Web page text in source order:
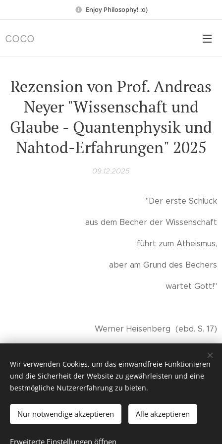
Enjoy Philosophy! :o)
COCO
Rezension von Prof. Andreas
Neyer "Wissenschaft und
Glaube - Quantenphysik und
Nahtod-Erfahrungen" 2025
09.12.2025
"Der erste Schluck
aus dem Becher der Wissenschaft
führt zum Atheismus,
aber am Grund des Bechers
wartet Gott!"
Werner Heisenberg (ebd. S. 17)
Share
Wir verwenden Cookies, um das einwandfreie Funktionieren
und die Sicherheit der Website zu gewährleisten und eine
bestmögliche Nutzererfahrung zu bieten.
Nur notwendige akzeptieren Alle akzeptieren
Erweiterte Einstellungen öffnen